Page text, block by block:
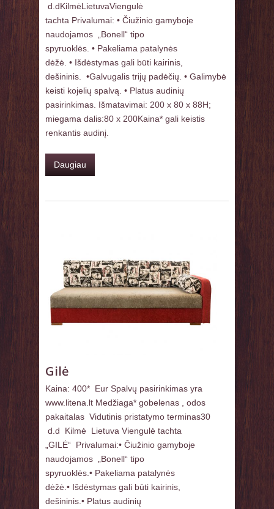
d.dKilmėLietuvaViengulė
tachta Privalumai: • Čiužinio gamyboje
naudojamos „Bonell“ tipo
spyruoklės. • Pakeliama patalynės
dėžė. • Išdėstymas gali būti kairinis,
dešininis. •Galvugalis trijų padėčių. • Galimybė
keisti kojelių spalvą. • Platus audinių
pasirinkimas. Išmatavimai: 200 x 80 x 88H;
miegama dalis:80 x 200Kaina* gali keistis
renkantis audinį.
Daugiau
Gilė
Kaina: 400* Eur Spalvų pasirinkimas yra
www.litena.lt Medžiaga* gobelenas , odos
pakaitalas Vidutinis pristatymo terminas30
d.d Kilmė Lietuva Viengulė tachta
„GILĖ“ Privalumai:• Čiužinio gamyboje
naudojamos „Bonell“ tipo
spyruoklės.• Pakeliama patalynės
dėžė.• Išdėstymas gali būti kairinis,
dešininis.• Platus audinių